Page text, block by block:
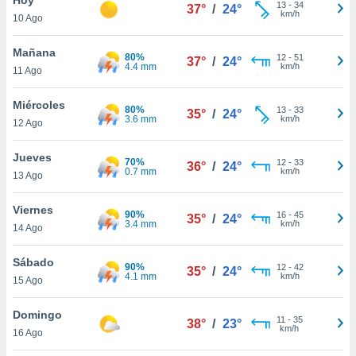
y
en
más
de
cookies
10 Ago
37° / 24° 13- 34
km/h
Mañana
11 Ago
80%
4.4 mm
37° / 24° 12- 51
km/h
Miércoles
12 Ago
80%
3.6 mm
35° / 24° 13- 33
km/h
Jueves
13 Ago
70%
0.7 mm
36° / 24° 12- 33
km/h
Viernes
14 Ago
90%
3.4 mm
35° / 24° 16- 45
km/h
Sábado
15 Ago
90%
4.1 mm
35° / 24° 12- 42
km/h
Domingo
16 Ago
38° / 23° 11 - 35
km/h